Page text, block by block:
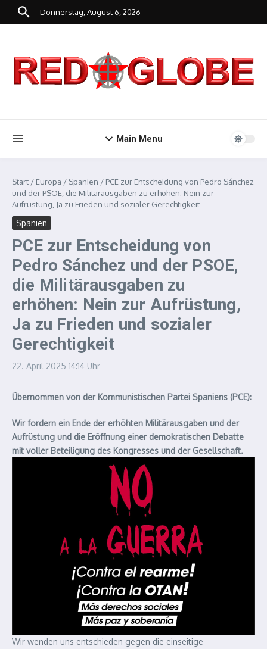
Zum Inhalt springen
Donnerstag, August 6, 2026
Main Menu
Start / Europa / Spanien / PCE zur Entscheidung von Pedro Sánchez
und der PSOE, die Militärausgaben zu erhöhen: Nein zur
Aufrüstung, Ja zu Frieden und sozialer Gerechtigkeit
Spanien
PCE zur Entscheidung von
Pedro Sánchez und der PSOE,
die Militärausgaben zu
erhöhen: Nein zur Aufrüstung,
Ja zu Frieden und sozialer
Gerechtigkeit
22. April 2025 14:14 Uhr
Übernommen von der Kommunistischen Partei Spaniens (PCE):
Wir fordern ein Ende der erhöhten Militärausgaben und der
Aufrüstung und die Eröffnung einer demokratischen Debatte
mit voller Beteiligung des Kongresses und der Gesellschaft.
Wir wenden uns entschieden gegen die einseitige